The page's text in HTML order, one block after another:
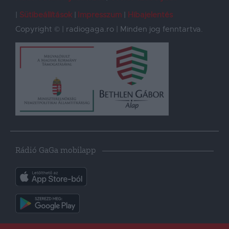
Sütibeállítások
Impresszum
Hibajelentés
Copyright © | radiogaga.ro | Minden jog fenntartva.
Rádió GaGa mobilapp